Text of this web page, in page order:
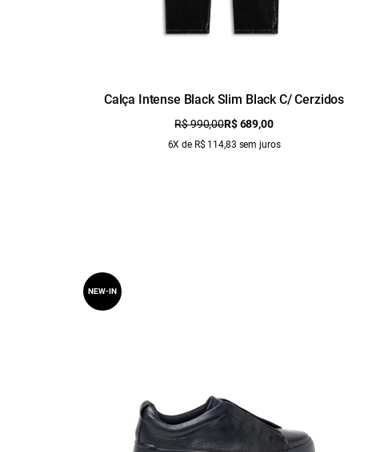
Calça Intense Black Slim Black C/ Cerzidos
R$ 990,00R$ 689,00
6X de R$ 114,83 sem juros
NEW-IN